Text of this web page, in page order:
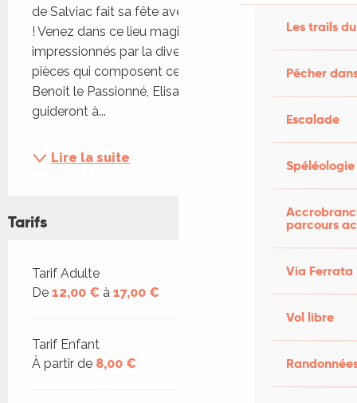
Les trails
Pêcher
Escalade
Spéléologie
parcours
Via Ferrata
Vol libre
de Salviac fait sa fête avec un spectacle équestre
! Venez dans ce lieu magique, vous serez
impressionnés par la diversité et le nombre de
pièces qui composent cette collection privée.
Benoit le Passionné, Elisa et toute l'équipe vous
guideront à...
Lire la suite
Tarifs
Tarifs 2026
Tarif Adulte
De 12,00 € à 17,00 €
Tarif Enfant
À partir de 8,00 €